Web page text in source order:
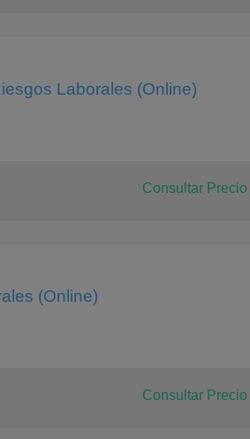
Laborales (Online)
Consultar Precio
(Online)
Consultar Precio